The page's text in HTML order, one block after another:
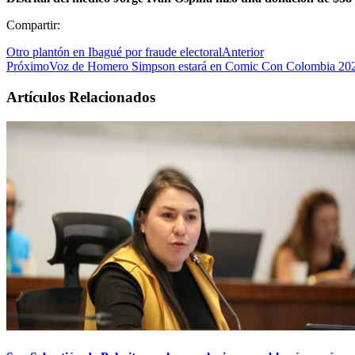
Compartir:
Otro plantón en Ibagué por fraude electoralAnterior
PróximoVoz de Homero Simpson estará en Comic Con Colombia
Artículos Relacionados